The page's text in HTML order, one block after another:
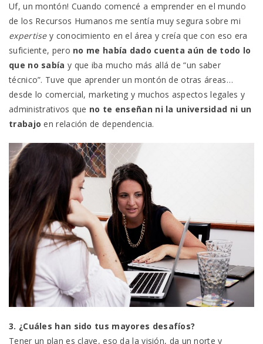
Uf, un montón! Cuando comencé a emprender en el mundo
de los Recursos Humanos me sentía muy segura sobre mi
expertisey conocimiento en el área y creía que con eso era
suficiente, pero no me había dado cuenta aún de todo lo
que no sabía y que iba mucho más allá de “un saber
técnico”. Tuve que aprender un montón de otras áreas…
desde lo comercial, marketing y muchos aspectos legales y
administrativos que no te enseñan ni la universidad ni un
trabajo en relación de dependencia.
3. ¿Cuáles han sido tus mayores desafíos?
Tener un plan es clave, eso da la visión, da un norte y